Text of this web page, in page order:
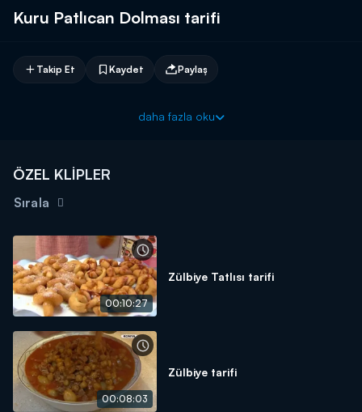
Kuru Patlıcan Dolması tarifi
Takip Et Kaydet Paylaş
daha fazla oku
ÖZEL KLİPLER
Sırala
00:10:27
Zülbiye Tatlısı tarifi
00:08:03
Zülbiye tarifi